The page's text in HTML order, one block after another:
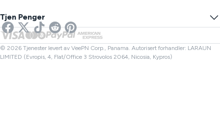
VPN for strømming
Netflix VPN
Online SMS
Lenkesjekker
Filkontroller
UK VPN
Canada VPN
Tyrkia VPN
Tjen Penger
Partnere
© 2026 Tjenester levert av VeePN Corp., Panama. Autorisert forhandler: LARAUN
LIMITED (Evropis, 4, Flat/Office 3 Strovolos 2064, Nicosia, Kypros)